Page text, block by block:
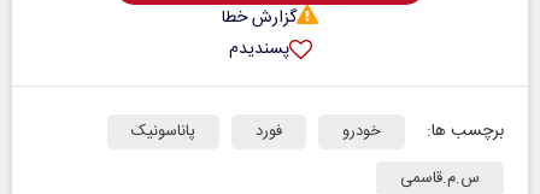
گزارش خطا
پسندیدم
برچسب ها: خودرو فورد
پاناسونیک
س.م.قاسمی